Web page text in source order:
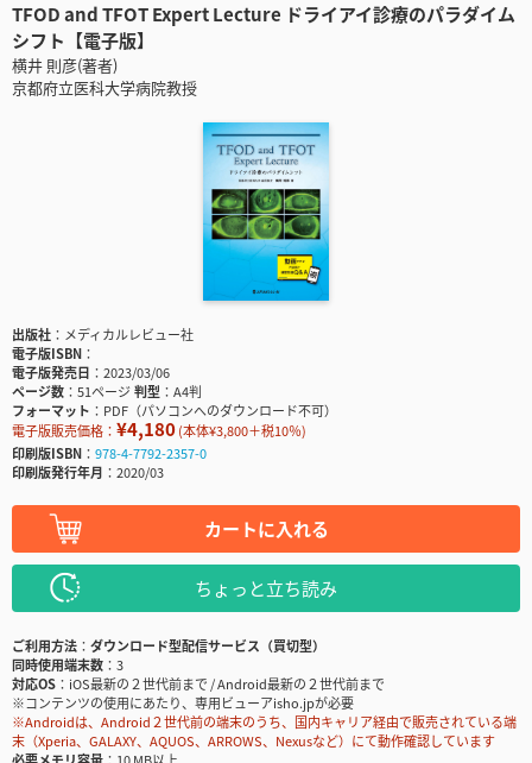
TFOD and TFOT Expert Lecture ドライアイ診療のパラダイム
シフト【電子版】
横井 則彦(著者)
京都府立医科大学病院教授
出版社
メディカルレビュー社
電子版ISBN
電子版発売日
2023/03/06
ページ数
51ページ判型
A4判
フォーマット
PDF（パソコンへのダウンロード不可）
電子版販売価格： ¥4,180(本体¥3,800＋税10％)
印刷版ISBN
978-4-7792-2357-0
印刷版発行年月
2020/03
カートに入れる
ちょっと立ち読み
ご利用方法
ダウンロード型配信サービス（買切型）
同時使用端末数
3
対応OS
iOS最新の２世代前まで / Android最新の２世代前まで
※コンテンツの使用にあたり、専用ビューアisho.jpが必要
※Androidは、Android２世代前の端末のうち、国内キャリア経由で販売されている端
末（Xperia、GALAXY、AQUOS、ARROWS、Nexusなど）にて動作確認しています